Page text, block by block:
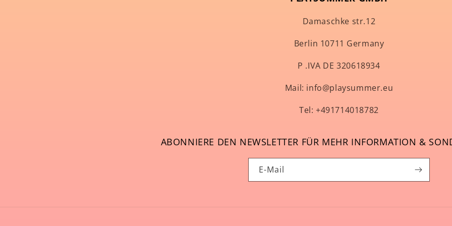
Damaschke str.12
Berlin 10711 Germany
P .IVA DE 320618934
Mail: info@playsummer.eu
Tel: +491714018782
ABONNIERE DEN NEWSLETTER FÜR MEHR INFORMATION &
E-Mail